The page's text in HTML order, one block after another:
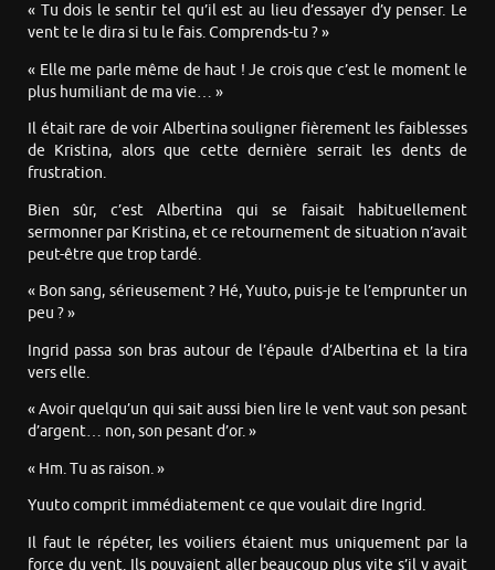
« Tu dois le sentir tel qu’il est au lieu d’essayer d’y penser. Le
vent te le dira si tu le fais. Comprends-tu ? »
« Elle me parle même de haut ! Je crois que c’est le moment le
plus humiliant de ma vie… »
Il était rare de voir Albertina souligner fièrement les faiblesses
de Kristina, alors que cette dernière serrait les dents de
frustration.
Bien sûr, c’est Albertina qui se faisait habituellement
sermonner par Kristina, et ce retournement de situation n’avait
peut-être que trop tardé.
« Bon sang, sérieusement ? Hé, Yuuto, puis-je te l’emprunter un
peu ? »
Ingrid passa son bras autour de l’épaule d’Albertina et la tira
vers elle.
« Avoir quelqu’un qui sait aussi bien lire le vent vaut son pesant
d’argent… non, son pesant d’or. »
« Hm. Tu as raison. »
Yuuto comprit immédiatement ce que voulait dire Ingrid.
Il faut le répéter, les voiliers étaient mus uniquement par la
force du vent. Ils pouvaient aller beaucoup plus vite s’il y avait